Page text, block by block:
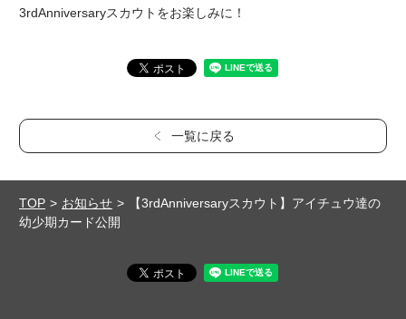
3rdAnniversaryスカウトをお楽しみに！
一覧に戻る
TOP お知らせ
【3rdAnniversaryスカウト】アイチュウ達の
幼少期カード公開